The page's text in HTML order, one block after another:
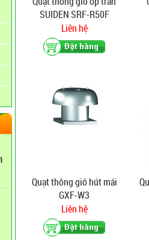
SUIDEN SRF-R50F
Liên hệ
Quạt thông gió hút mái
GXF-W3
Liên hệ